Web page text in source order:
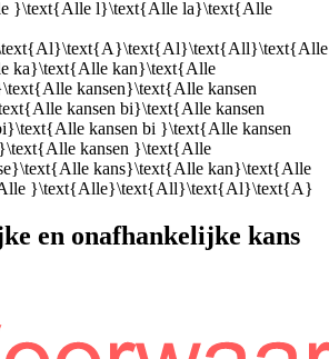
}\text{Alle l}\text{Alle la}\text{Alle
ka}\text{Alle kan}\text{Alle
kansen}\text{Alle kansen
kansen bi}\text{Alle kansen
kansen bi }\text{Alle kansen
kansen }\text{Alle
kans}\text{Alle kan}\text{Alle
}\text{Alle}\text{All}\text{Al}\text{A}
en onafhankelijke kans